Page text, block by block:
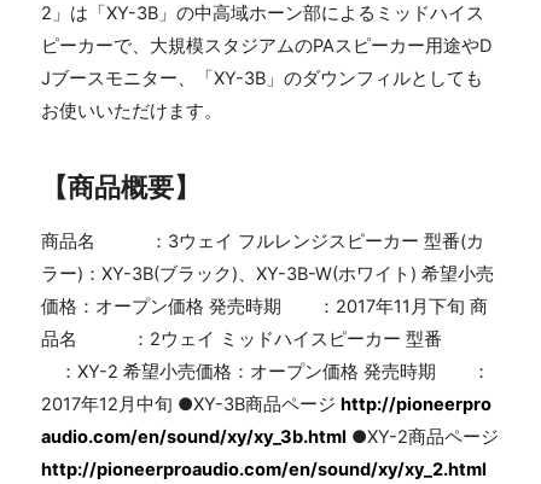
2」は「XY-3B」の中高域ホーン部によるミッドハイス
ピーカーで、大規模スタジアムのPAスピーカー用途やD
Jブースモニター、「XY-3B」のダウンフィルとしても
お使いいただけます。
【商品概要】
商品名 ：3ウェイ フルレンジスピーカー 型番(カ
ラー)：XY-3B(ブラック)、XY-3B-W(ホワイト) 希望小売
価格：オープン価格 発売時期 ：2017年11月下旬 商
品名 ：2ウェイ ミッドハイスピーカー 型番
：XY-2 希望小売価格：オープン価格 発売時期 ：
2017年12月中旬 ●XY-3B商品ページhttp://pioneerpro
audio.com/en/sound/xy/xy_3b.html ●XY-2商品ページ
http://pioneerproaudio.com/en/sound/xy/xy_2.html